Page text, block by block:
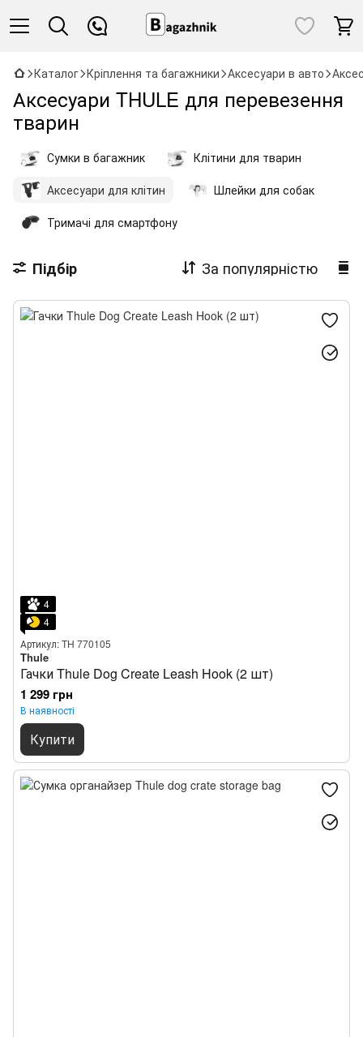
Каталог Кріплення та багажники Аксесуари в авто
Аксесуари THULE для перевезення
тварин
Сумки в багажник
Клітини для тварин
Аксесуари для клітин
Шлейки для собак
Тримачі для смартфону
Підбір За популярністю
4
4
Артикул: TH 770105
Thule
Гачки Thule Dog Create Leash Hook (2 шт)
1 299 грн
В наявності
Купити